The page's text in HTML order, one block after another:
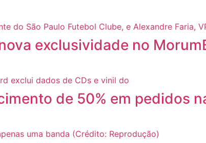
exclusividade no
de 50% em pedidos